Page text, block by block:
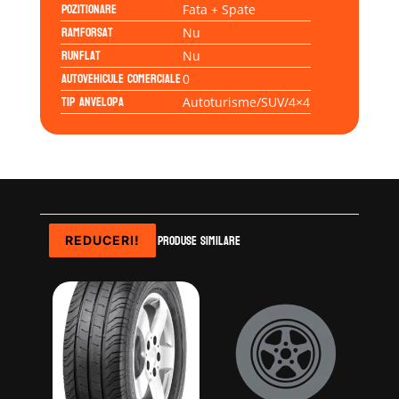
Pozitionare Fata + Spate
Ramforsat Nu
Runflat Nu
Autovehicule comerciale0
Tip anvelopa Autoturisme/SUV/4×4
Produse similare
REDUCERI!
REDUCERI!
REDUCERI!
REDUCERI!